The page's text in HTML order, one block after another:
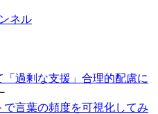
ネル
「過剰な支援」合理的配慮に
言葉の頻度を可視化してみ